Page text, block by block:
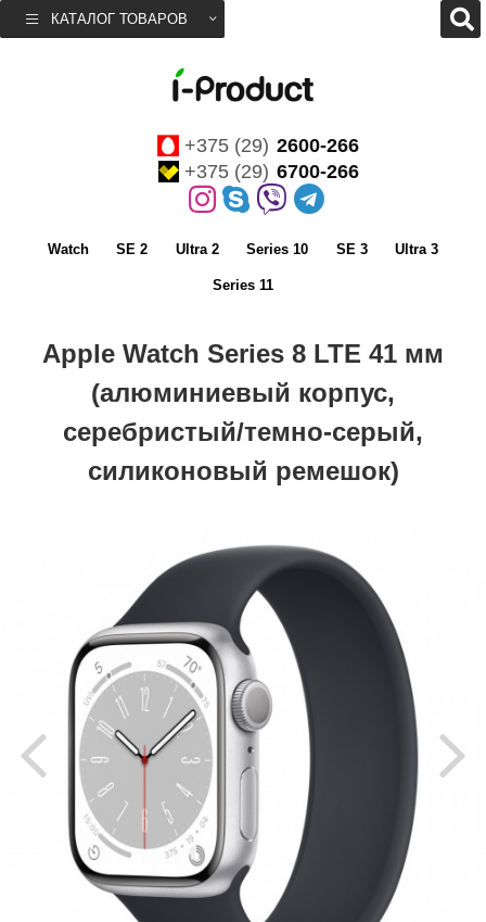
КАТАЛОГ ТОВАРОВ
+375 (29) 2600-266
+375 (29) 6700-266
Watch SE 2 Ultra 2 Series 10 SE 3 Ultra 3
Series 11
Apple Watch Series 8 LTE 41 мм
(алюминиевый корпус,
серебристый/темно-серый,
силиконовый ремешок)